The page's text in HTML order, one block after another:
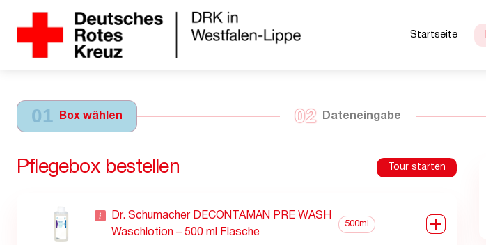
Startseite
01 Box wählen 02 Dateneingabe
Pflegebox bestellen Tour starten
Dr. Schumacher DECONTAMAN PRE WASH
Waschlotion – 500 ml Flasche
500ml 0